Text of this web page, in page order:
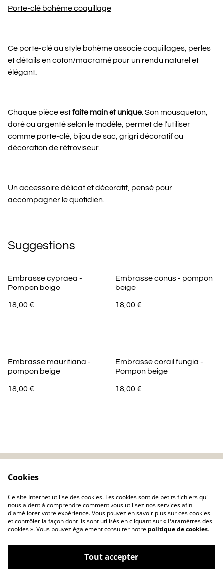
Porte-clé bohème coquillage
Ce porte-clé au style bohème associe coquillages, perles
et détails en coton/macramé pour un rendu naturel et
élégant.
Chaque pièce estfaite main et unique. Son mousqueton,
doré ou argenté selon le modèle, permet de l’utiliser
comme porte-clé, bijou de sac, grigri décoratif ou
décoration de rétroviseur.
Un accessoire délicat et décoratif, pensé pour
accompagner le quotidien.
Suggestions
Embrasse cypraea -
Pompon beige
18,00 €
Embrasse conus - pompon
beige
18,00 €
Embrasse mauritiana -
pompon beige
18,00 €
Embrasse corail fungia -
Pompon beige
18,00 €
confidentialité
©2026Charlolili
Cookies
Ce site Internet utilise des cookies. Les cookies sont de petits fichiers qui
nous aident à comprendre comment vous utilisez nos services afin
d'améliorer votre expérience. Vous pouvez en savoir plus sur ces cookies
et contrôler la façon dont ils sont utilisés en cliquant sur « Paramètres des
cookies ». Vous pouvez également consulter notre politique de cookies.
Tout accepter